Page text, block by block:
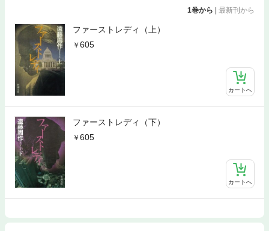
1巻から 最新刊から
ファーストレディ（上）
605
カートへ
ファーストレディ（下）
605
カートへ